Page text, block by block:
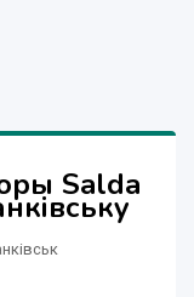
Salda